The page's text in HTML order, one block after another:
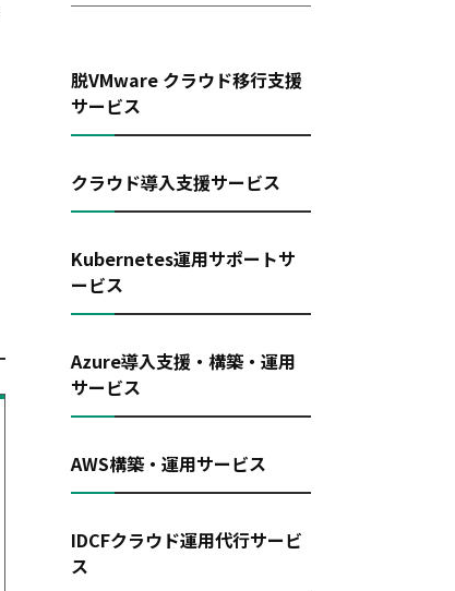
脱VMware クラウド移行支援
サービス
クラウド導入支援サービス
Kubernetes運用サポートサ
ービス
Azure導入支援・構築・運用
サービス
AWS構築・運用サービス
IDCFクラウド運用代行サービ
ス